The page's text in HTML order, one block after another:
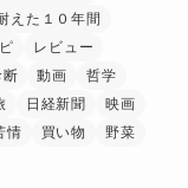
えた１０年間
レビュー
断 動画
哲学
日経新聞
映画
情 買い物
野菜